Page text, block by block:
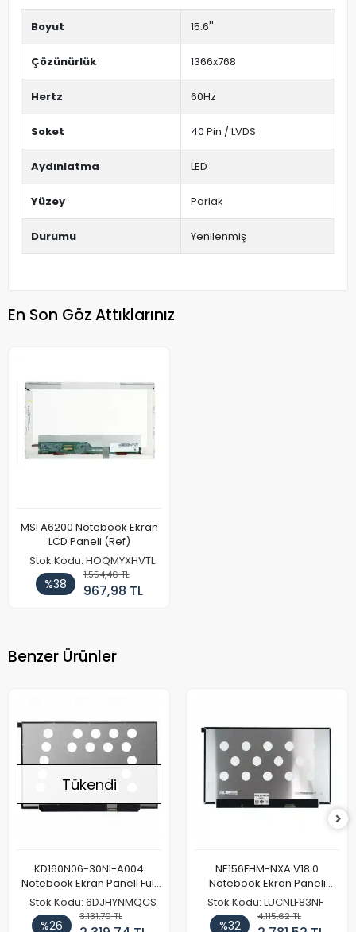
Boyut 15.6''
Çözünürlük 1366x768
Hertz 60Hz
Soket 40 Pin / LVDS
Aydınlatma LED
Yüzey Parlak
Durumu Yenilenmiş
En Son Göz Attıklarınız
MSI A6200 Notebook Ekran
LCD Paneli (Ref)
Stok Kodu: HOQMYXHVTL
%38
1.554,46 TL
967,98 TL
Benzer Ürünler
Tükendi
KD160N06-30NI-A004
Notebook Ekran Paneli Full
HD
Stok Kodu: 6DJHYNMQCS
%26
3.131,70 TL
NE156FHM-NXA V18.0
Notebook Ekran Paneli
144Hz
Stok Kodu: LUCNLF83NF
%32
4.115,62 TL